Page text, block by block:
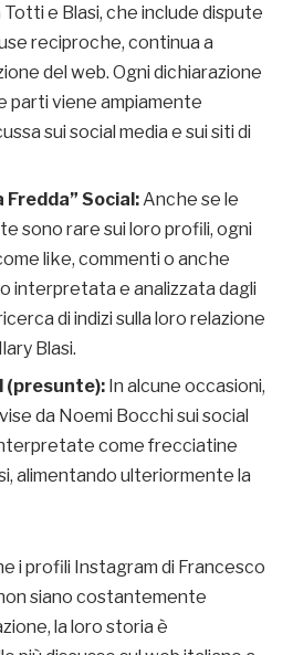
e Blasi, che include dispute
reciproche, continua a
del web. Ogni dichiarazione
parti viene ampiamente
sui social media e sui siti di
Social:Anche se le
sono rare sui loro profili, ogni
like, commenti o anche
interpretata e analizzata dagli
di indizi sulla loro relazione
Blasi.
(presunte): In alcune occasioni,
da Noemi Bocchi sui social
come frecciatine
alimentando ulteriormente la
i profili Instagram di Francesco
siano costantemente
la loro storia è